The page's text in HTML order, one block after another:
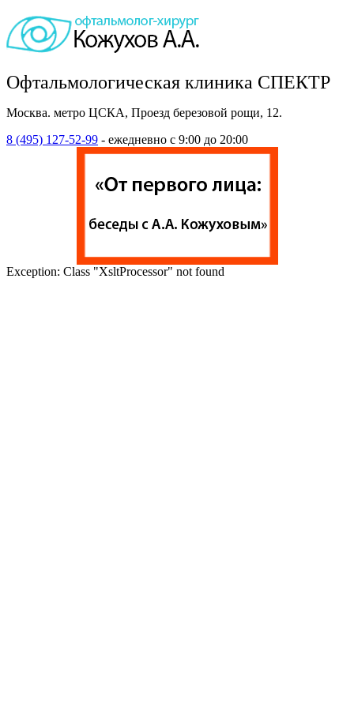
Офтальмологическая клиника СПЕКТР
Москва. метро ЦСКА, Проезд березовой рощи, 12.
8 (495) 127-52-99 - ежедневно с 9:00 до 20:00
Exception: Class "XsltProcessor" not found